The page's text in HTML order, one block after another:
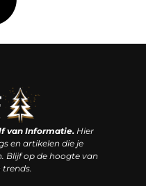
van Informatie.Hier
en artikelen die je
Blijf op de hoogte van
trends.